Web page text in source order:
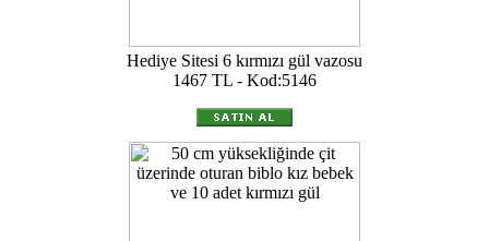
Hediye Sitesi 6 kırmızı gül vazosu
1467 TL - Kod:5146